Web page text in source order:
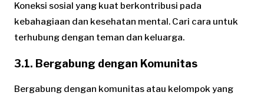
Koneksi sosial yang kuat berkontribusi pada
kebahagiaan dan kesehatan mental. Cari cara untuk
terhubung dengan teman dan keluarga.
3.1. Bergabung dengan Komunitas
Bergabung dengan komunitas atau kelompok yang